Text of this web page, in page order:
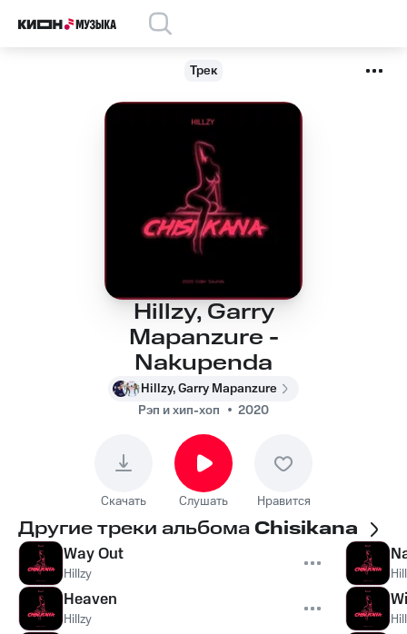
Трек
Hillzy, Garry
Mapanzure -
Nakupenda
Hillzy, Garry Mapanzure
Рэп и хип-хоп
2020
Скачать Слушать Нравится
Другие треки альбомаChisikana
Way Out
Hillzy
Heaven
Hillzy